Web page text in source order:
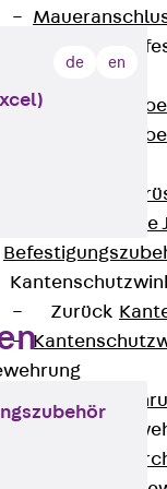
Gerüstschuhe
Zurück
Zurück
de en